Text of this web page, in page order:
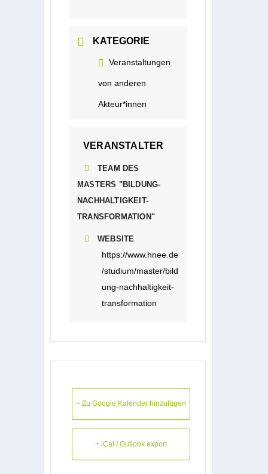
KATEGORIE
Veranstaltungen
von anderen
Akteur*innen
VERANSTALTER
TEAM DES
MASTERS "BILDUNG-
NACHHALTIGKEIT-
TRANSFORMATION"
WEBSITE
https://www.hnee.de
/studium/master/bild
ung-nachhaltigkeit-
transformation
+ Zu Google Kalender hinzufügen
+ iCal / Outlook export